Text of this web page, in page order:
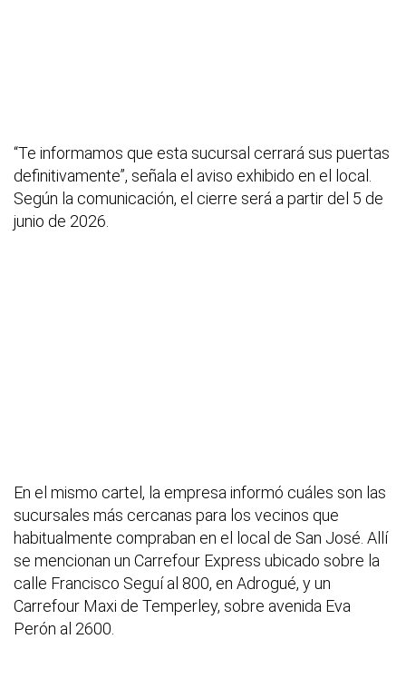
“Te informamos que esta sucursal cerrará sus puertas
definitivamente”, señala el aviso exhibido en el local.
Según la comunicación, el cierre será a partir del 5 de
junio de 2026.
En el mismo cartel, la empresa informó cuáles son las
sucursales más cercanas para los vecinos que
habitualmente compraban en el local de San José. Allí
se mencionan un Carrefour Express ubicado sobre la
calle Francisco Seguí al 800, en Adrogué, y un
Carrefour Maxi de Temperley, sobre avenida Eva
Perón al 2600.